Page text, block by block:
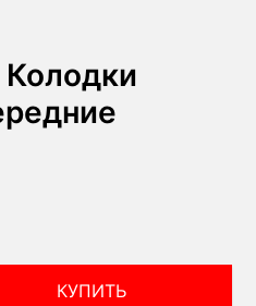
КУПИТЬ